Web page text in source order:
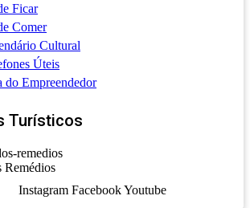
Ficar
Comer
Cultural
Úteis
do Empreendedor
Turísticos
Remédios
Instagram Facebook Youtube